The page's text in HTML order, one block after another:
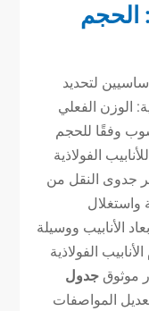
الحجم
لتحديد
الوزن الفعلي
وفقًا للحجم
الفولاذية
جدوى النقل من
واستغلال
الأنابيب ووسيلة
الفولاذية
موثوقجدول
المواصفات